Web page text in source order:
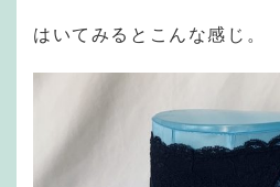
はいてみるとこんな感じ。